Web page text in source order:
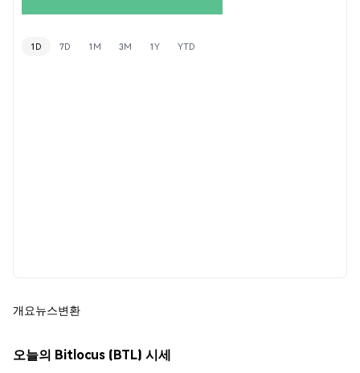
1D 7D 1M 3M 1Y YTD
개요뉴스변환
오늘의 Bitlocus (BTL) 시세